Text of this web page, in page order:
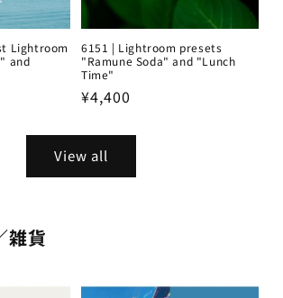
Lightroom
and
6151 | Lightroom presets
"Ramune Soda" and "Lunch
Time"
Regular
¥4,400
View all
雑貨